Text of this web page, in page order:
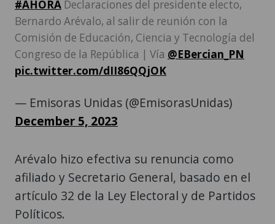
#AHORA Declaraciones del presidente electo,
Bernardo Arévalo, al salir de reunión con la
Comisión de Educación, Ciencia y Tecnología del
Congreso de la República | Vía @EBercian_PN
pic.twitter.com/dII86QQjOK
— Emisoras Unidas (@EmisorasUnidas)
December 5, 2023
Arévalo hizo efectiva su renuncia como
afiliado y Secretario General, basado en el
artículo 32 de la Ley Electoral y de Partidos
Políticos.